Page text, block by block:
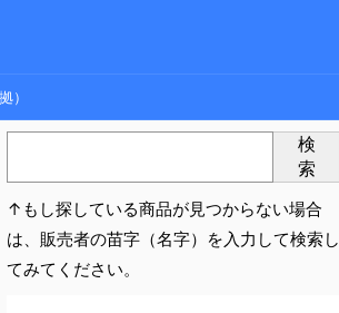
）
検
索
↑もし探している商品が見つからない場合
は、販売者の苗字（名字）を入力して検索し
てみてください。